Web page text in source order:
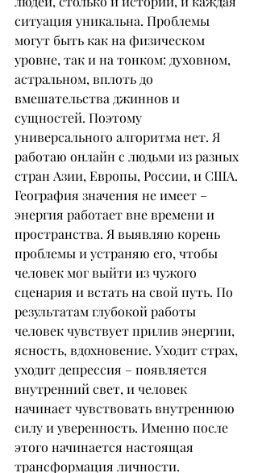
ситуация уникальна. Проблемы
могут быть как на физическом
уровне, так и на тонком: духовном,
астральном, вплоть до
вмешательства джиннов и
сущностей. Поэтому
универсального алгоритма нет. Я
работаю онлайн с людьми из разных
стран Азии, Европы, России, и США.
География значения не имеет –
энергия работает вне времени и
пространства. Я выявляю корень
проблемы и устраняю его, чтобы
человек мог выйти из чужого
сценария и встать на свой путь. По
результатам глубокой работы
человек чувствует прилив энергии,
ясность, вдохновение. Уходит страх,
уходит депрессия – появляется
внутренний свет, и человек
начинает чувствовать внутреннюю
силу и уверенность. Именно после
этого начинается настоящая
трансформация личности.